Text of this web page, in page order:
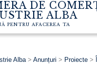
DE
ALBA
PENTRU AFACEREA TA
Alba > Anunțuri > Proiecte >